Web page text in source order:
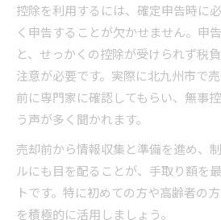
控除を利用するには、確定申告時に
く申告することが欠かせません。申
と、せっかくの控除が受けられず税
注意が必要です。実際に北九州市で
前に専門家に確認してもらい、無事
う声が多く聞かれます。
売却前から情報収集と準備を進め、
ルにも目を配ることが、手取り額を
トです。特に初めての方や高齢者の
を積極的に活用しましょう。